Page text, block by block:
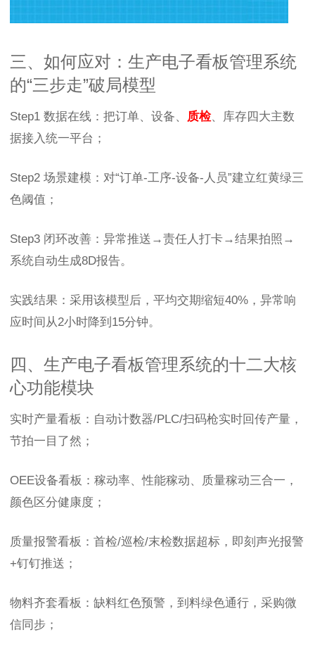
三、如何应对：生产电子看板管理系统
的“三步走”破局模型
Step1 数据在线：把订单、设备、 质检、库存四大主数
据接入统一平台；
Step2 场景建模：对“订单-工序-设备-人员”建立红黄绿三
色阈值；
Step3 闭环改善：异常推送→责任人打卡→结果拍照→
系统自动生成8D报告。
实践结果：采用该模型后，平均交期缩短40%，异常响
应时间从2小时降到15分钟。
四、生产电子看板管理系统的十二大核
心功能模块
实时产量看板：自动计数器/PLC/扫码枪实时回传产量，
节拍一目了然；
OEE设备看板：稼动率、性能稼动、质量稼动三合一，
颜色区分健康度；
质量报警看板：首检/巡检/末检数据超标，即刻声光报警
+钉钉推送；
物料齐套看板：缺料红色预警，到料绿色通行，采购微
信同步；